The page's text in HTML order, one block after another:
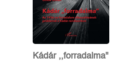
Kádár ,,forradalma"